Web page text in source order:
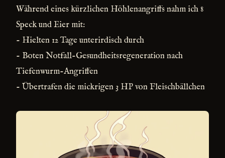
Während eines kürzlichen Höhlenangriffs nahm ich 8
Speck und Eier mit:
- Hielten 12 Tage unterirdisch durch
- Boten Notfall-Gesundheitsregeneration nach
Tiefenwurm-Angriffen
- Übertrafen die mickrigen 3 HP von Fleischbällchen